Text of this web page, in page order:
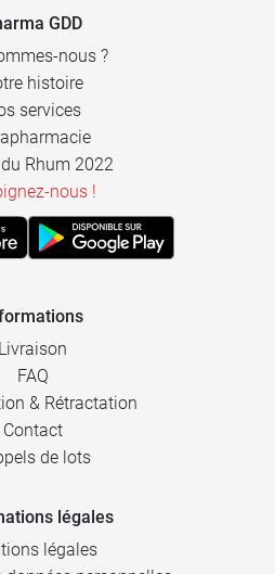
GDD
nous ?
histoire
services
Rhum 2022
nous !
Livraison
FAQ
& Rétractation
Contact
de lots
légales
légales